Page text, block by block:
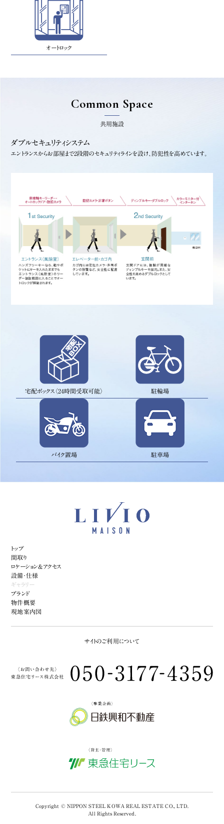
オートロック
Common Space
共用施設
ダブルセキュリティシステム
エントランスからお部屋まで2段階のセキュリティラインを設け、防犯性を高めています。
宅配ボックス〈24時間受取可能〉 駐輪場
バイク置場 駐車場
トップ
間取り
ロケーション&アクセス
設備・仕様
ギャラリー
ブランド
物件概要
現地案内図
サイトのご利用について
Copyright © NIPPON STEEL KOWA REAL ESTATE CO., LTD.
All Rights Reserved.